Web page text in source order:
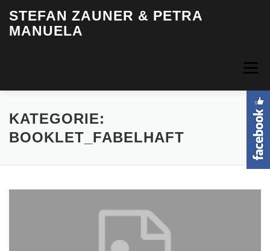
Inhalt
springen
STEFAN ZAUNER & PETRA
MANUELA
Menü
HOME BIOGRAFIE
KATEGORIE:
BOOKLET_FABELHAFT